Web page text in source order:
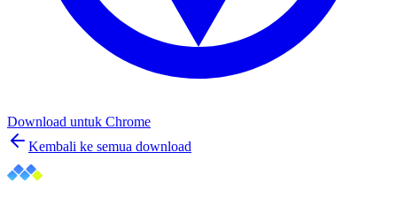
Download untuk Chrome
Kembali ke semua download